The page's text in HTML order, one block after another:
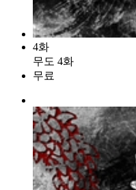
4화
무도 4화
무료